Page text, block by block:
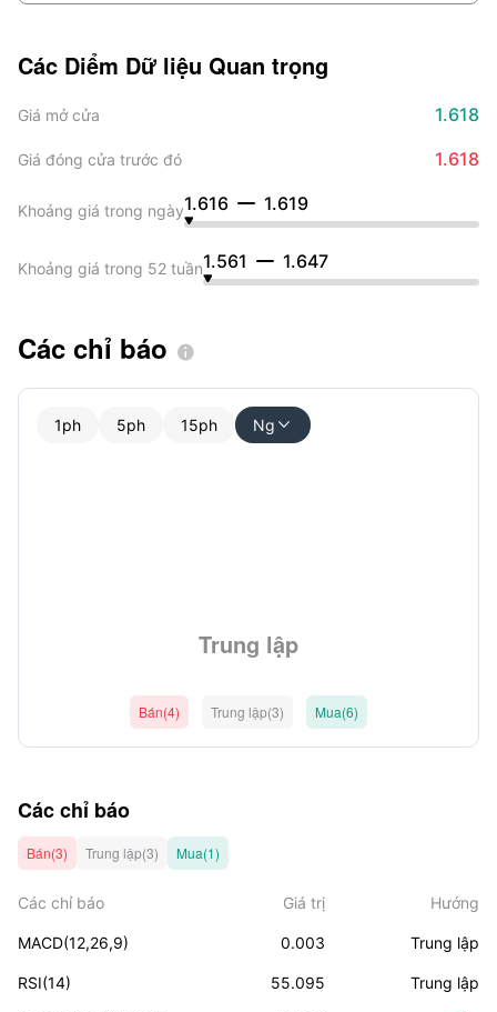
Các Diểm Dữ liệu Quan trọng
Giá mở cửa 1.618
Giá đóng cửa trước đó 1.618
Khoảng giá trong ngày1.616 1.619
Khoảng giá trong 52 tuần1.561 1.647
Các chỉ báo 
1ph 5ph 15ph Ng 
Trung lập
Bán(4) Trung lập(3) Mua(6)
Các chỉ báo
Bán(3) Trung lập(3) Mua(1)
Các chỉ báo Giá trị Hướng
MACD(12,26,9) 0.003 Trung lập
RSI(14) 55.095 Trung lập